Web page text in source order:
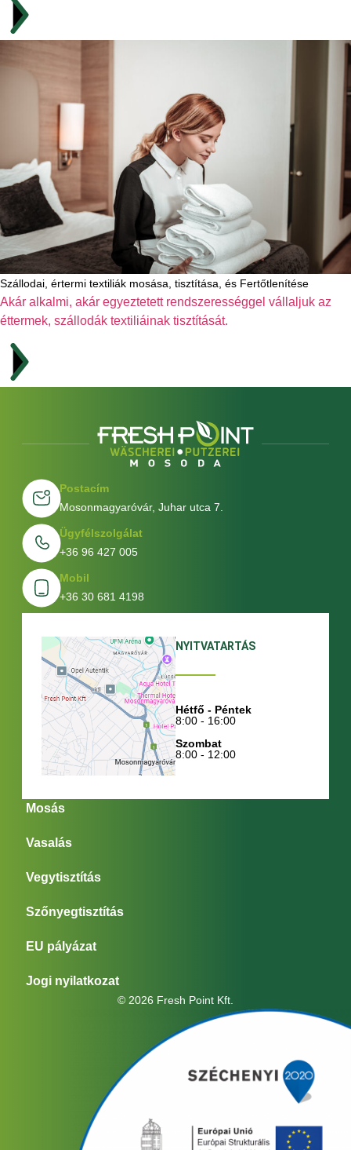
Szállodai, értermi textiliák mosása, tisztítása, és Fertőtlenítése
Akár alkalmi, akár egyeztetett rendszerességgel vállaljuk az
éttermek, szállodák textiliáinak tisztítását.
Mosás
Vasalás
Vegytisztítás
Szőnyegtisztítás
EU pályázat
Jogi nyilatkozat
Postacím
Mosonmagyaróvár, Juhar utca 7.
Ügyfélszolgálat
+36 96 427 005
Mobil
+36 30 681 4198
NYITVATARTÁS
Hétfő - Péntek
8:00 - 16:00
Szombat
8:00 - 12:00
© 2026 Fresh Point Kft.